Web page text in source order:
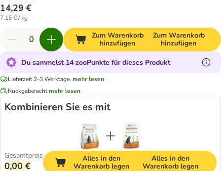
14,29 €
7,15 € / kg
Zum Warenkorb
hinzufügen
Zum Warenkorb
hinzufügen
Du sammelst 14 zooPunkte für dieses Produkt
Lieferzeit 2-3 Werktage. mehr lesen
Rückgaberechtmehr lesen
Kombinieren Sie es mit
Gesamtpreis
0,00 €
Alles in den
Warenkorb legen
Alles in den
Warenkorb legen